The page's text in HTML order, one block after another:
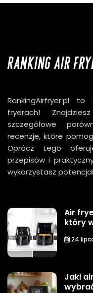
RankingAirfryer.pl
fryerach!
szczegółowe
recenzje, które
Oprócz tego
przepisów i
wykorzystasz
Air
który
24
Jaki